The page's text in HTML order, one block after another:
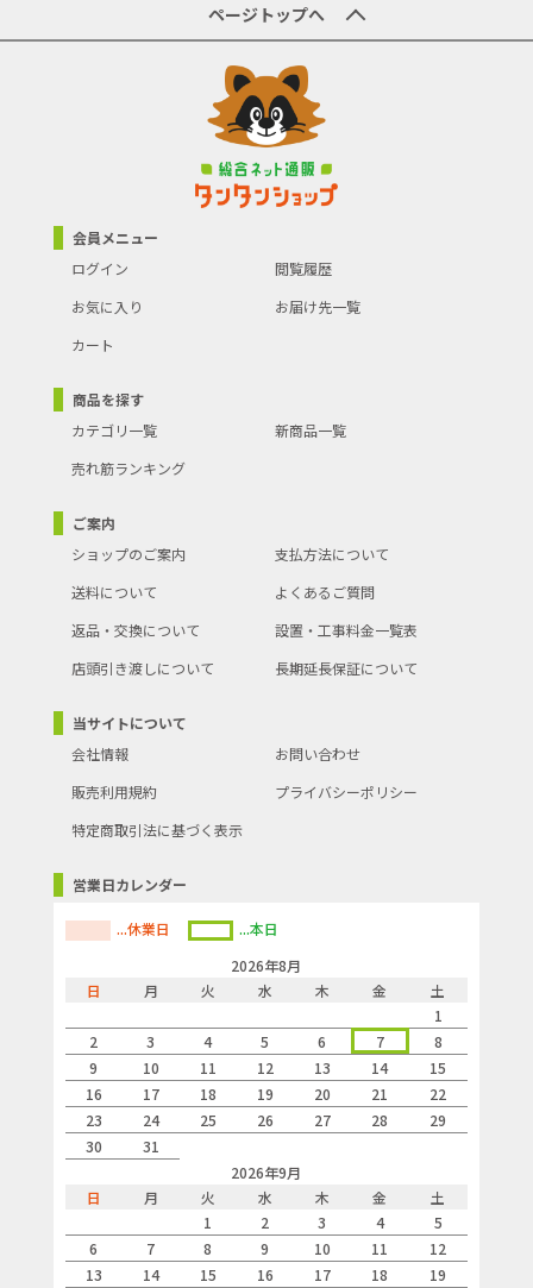
ページトップへ
会員メニュー
ログイン
閲覧履歴
お気に入り
お届け先一覧
カート
商品を探す
カテゴリ一覧
新商品一覧
売れ筋ランキング
ご案内
ショップのご案内
支払方法について
送料について
よくあるご質問
返品・交換について
設置・工事料金一覧表
店頭引き渡しについて
長期延長保証について
当サイトについて
会社情報
お問い合わせ
販売利用規約
プライバシーポリシー
特定商取引法に基づく表示
営業日カレンダー
...休業日
...本日
2026年8月
日
月 火 水 木 金
土
1
2
3 4 5 6 7
8
9
10 11 12 13 14
15
16
17 18 19 20 21
22
23
24 25 26 27 28
29
30
31
2026年9月
日
月 火 水 木 金
土
1
2 3 4
5
6
7 8 9 10 11
12
13
14 15 16 17 18 19